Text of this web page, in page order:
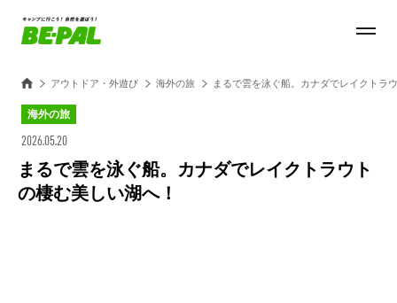
アウトドア・外遊び 海外の旅 まるで雲を泳ぐ船。カナダでレイクトラ
海外の旅
2026.05.20
まるで雲を泳ぐ船。カナダでレイクトラウト
の棲む美しい湖へ！